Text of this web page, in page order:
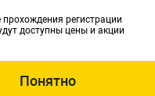
Композиция из
Артикул:
прохождения регистрации
доступны цены и акции
Понятно